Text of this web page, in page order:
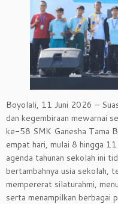
Boyolali, 11 Juni 2026 –
dan kegembiraan mewarnai
ke-58 SMK Ganesha Tama
empat hari, mulai 8 hingga
agenda tahunan sekolah ini
bertambahnya usia sekolah,
mempererat silaturahmi,
serta menampilkan berbagai